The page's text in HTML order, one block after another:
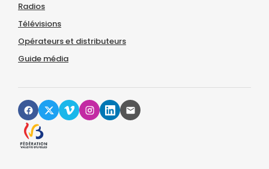
Radios
Télévisions
Opérateurs et distributeurs
Guide média